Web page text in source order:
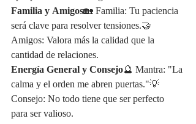
Familia y Amigos🏡 Familia: Tu paciencia
será clave para resolver tensiones.🤝
Amigos: Valora más la calidad que la
cantidad de relaciones.
Energía General y Consejo🔮 Mantra: "La
calma y el orden me abren puertas."💡
Consejo: No todo tiene que ser perfecto
para ser valioso.